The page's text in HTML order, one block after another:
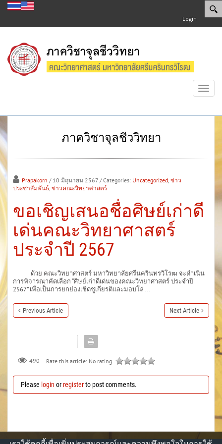
Login
ภาควิชาจุลชีววิทยา
Prapakorn / 10 มิถุนายน 2567 / Categories: Uncategorized ข่าว
ประชาสัมพันธ์ ข่าวคณะวิทยาศาสตร์
ขอเชิญเสนอชื่อศิษย์เก่าดี
เด่นคณะวิทยาศาสตร์
ประจำปี 2567
ด้วย คณะวิทยาศาสตร์ มหาวิทยาลัยศรีนครินทรวิโรฒ จะดำเนิน
การพิจารณาคัดเลือก “ศิษย์เก่าดีเด่นของคณะวิทยาศาสตร์ ประจำปี
2567” เพื่อเป็นการยกย่องเชิดชูเกียรติและมอบโล่ ...
Previous Article Next Article
490 Rate this article: No rating
Please login orregisterto post comments.